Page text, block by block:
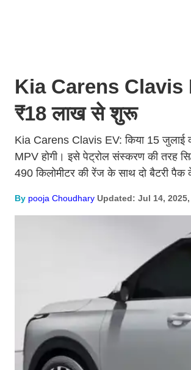
Kia Carens Clavis
₹18 लाख से शुरू
Kia Carens Clavis EV: किया 15 जुलाई
MPV होगी। इसे पेट्रोल संस्करण की तरह
490 किलोमीटर की रेंज के साथ दो बैटरी
By pooja Choudhary Updated: Jul 14,